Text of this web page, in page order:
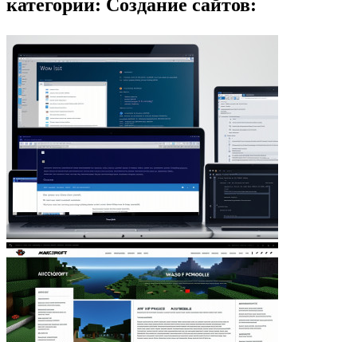
категории: Создание сайтов: